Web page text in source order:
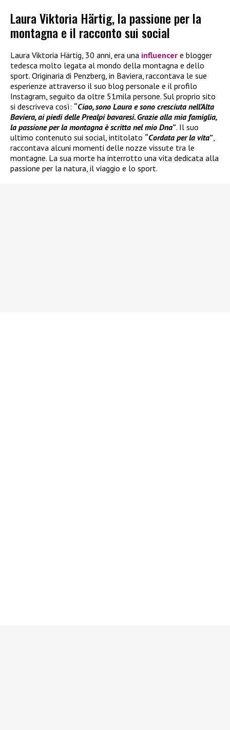
Laura Viktoria Härtig, la passione per la
montagna e il racconto sui social
Laura Viktoria Härtig, 30 anni, era una influencer e blogger
tedesca molto legata al mondo della montagna e dello
sport. Originaria di Penzberg, in Baviera, raccontava le sue
esperienze attraverso il suo blog personale e il profilo
Instagram, seguito da oltre 51mila persone. Sul proprio sito
si descriveva così: “Ciao, sono Laura e sono cresciuta nell’Alta
Baviera, ai piedi delle Prealpi bavaresi. Grazie alla mia famiglia,
la passione per la montagna è scritta nel mio Dna”. Il suo
ultimo contenuto sui social, intitolato “Cordata per la vita”
raccontava alcuni momenti delle nozze vissute tra le
montagne. La sua morte ha interrotto una vita dedicata alla
passione per la natura, il viaggio e lo sport.